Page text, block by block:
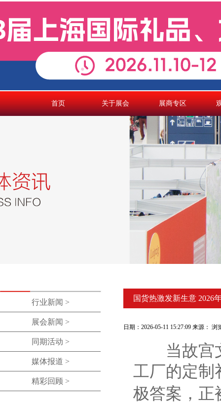
首页 关于展会 展商专区
行业新闻 >
展会新闻 >
同期活动 >
媒体报道 >
精彩回顾 >
国货热激发新生意 2026
日期：2026-05-11 15:27:09 来源： 浏
当故宫文
工厂的定制
极答案，正